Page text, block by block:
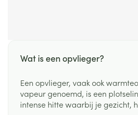
Wat is een opvlieger?
Een opvlieger, vaak ook
vapeur genoemd, is een
intense hitte waarbij je gezicht,